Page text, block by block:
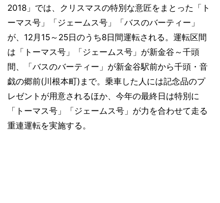
2018」では、クリスマスの特別な意匠をまとった「ト
ーマス号」「ジェームス号」「バスのバーティー」
が、12月15～25日のうち8日間運転される。運転区間
は「トーマス号」「ジェームス号」が新金谷～千頭
間、「バスのバーティー」が新金谷駅前から千頭・音
戯の郷前(川根本町)まで。乗車した人には記念品のプ
レゼントが用意されるほか、今年の最終日は特別に
「トーマス号」「ジェームス号」が力を合わせて走る
重連運転を実施する。